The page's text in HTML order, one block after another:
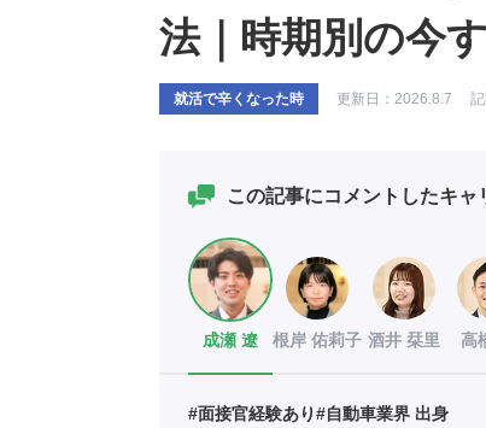
法｜時期別の今
就活で辛くなった時 更新日： 2026.8.7
この記事にコメントしたキャ
成瀬 遼 根岸 佑莉子 酒井 栞里 高
#面接官経験あり#自動車業界 出身